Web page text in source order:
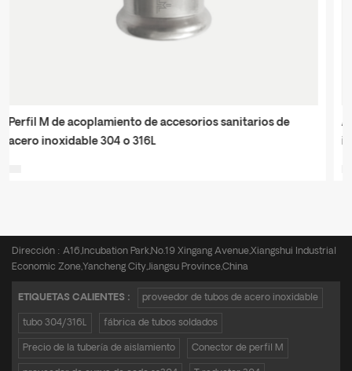
Acoplamiento del resbalón de la junta ajustable de las
instalaciones de tuberías de acero inoxidable del perfil de
Dirección : A16,Incubation Park,No.19 Xingang Avenue,Xiangshui Industrial
Economic Zone,Yancheng City,Jiangsu Province,China
ETIQUETAS CALIENTES : proveedor de tubos de acero inoxidable
tubo 304/316L fábrica de tubos soldados
Precio de la tubería de aislamiento Conector de perfil M